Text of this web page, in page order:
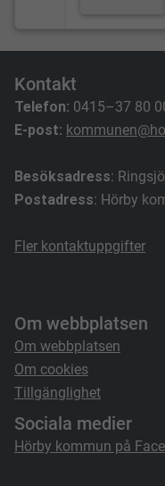
Kontakt
Telefon: 0415–37 80
E-post:
Besöksadress:
Postadress: Hörby
Fler kontaktuppgifter
Om webbplatsen
Om webbplatsen
Om cookies
Tillgänglighet
Sociala medier
Hörby kommun på